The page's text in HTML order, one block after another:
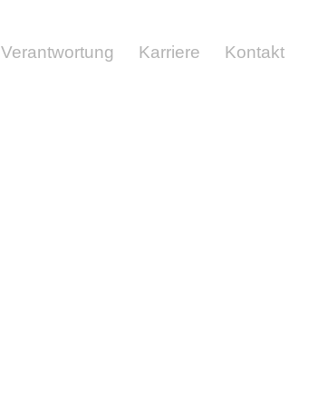
Verantwortung Karriere Kontakt